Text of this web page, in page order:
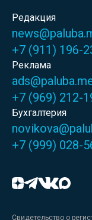
Редакция
+7 (911) 196-
Реклама
+7 (969) 212-
Бухгалтерия
+7 (999) 028-
Свидетельство о